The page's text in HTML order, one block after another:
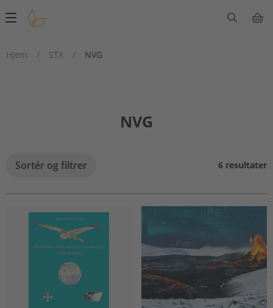
Main
Hjem
/ STX / NVG
NVG
Sortér og filtrer 6 resultater